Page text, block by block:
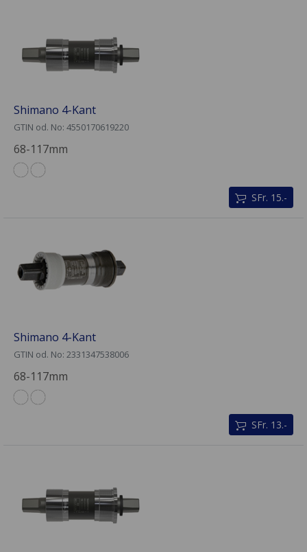
Shimano 4-Kant
GTIN od. No: 4550170619220
68-117mm
SFr. 15.-
Shimano 4-Kant
GTIN od. No: 2331347538006
68-117mm
SFr. 13.-